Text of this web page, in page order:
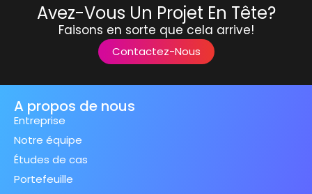
Avez-Vous Un Projet En Tête?
Faisons en sorte que cela arrive!
Contactez-Nous
A propos de nous
Entreprise
Notre équipe
Études de cas
Portefeuille